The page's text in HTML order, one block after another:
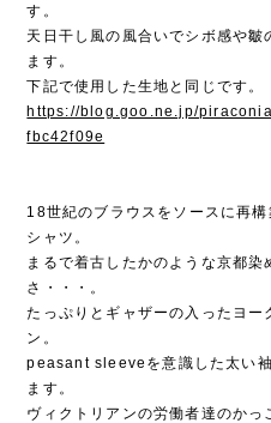
す。
天日干し風の風合いでシボ感や
ます。
下記で使用した生地と同じです。
https://blog.goo.ne.jp/
fbc42f09e
18世紀のブラウスをソースに再
シャツ。
まるで着古したかのような京都染
さ・・・。
たっぷりとギャザーの入ったヨー
ン。
peasant sleeveを意識した太い
ます。
ヴィクトリアンの労働者達のか